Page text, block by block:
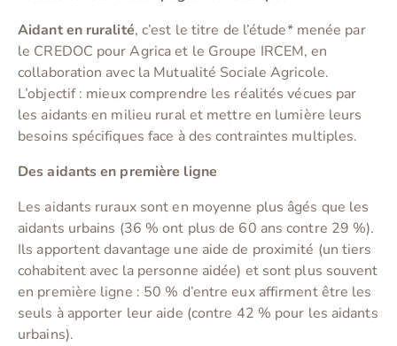
Aidant en ruralité, c’est le titre de l’étude* menée par
le CREDOC pour Agrica et le Groupe IRCEM, en
collaboration avec la Mutualité Sociale Agricole.
L’objectif : mieux comprendre les réalités vécues par
les aidants en milieu rural et mettre en lumière leurs
besoins spécifiques face à des contraintes multiples.
Des aidants en première ligne
Les aidants ruraux sont en moyenne plus âgés que les
aidants urbains (36 % ont plus de 60 ans contre 29 %).
Ils apportent davantage une aide de proximité (un tiers
cohabitent avec la personne aidée) et sont plus souvent
en première ligne : 50 % d’entre eux affirment être les
seuls à apporter leur aide (contre 42 % pour les aidants
urbains).